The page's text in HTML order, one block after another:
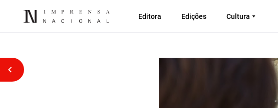
Editora Edições Cultura
Voltar atrás